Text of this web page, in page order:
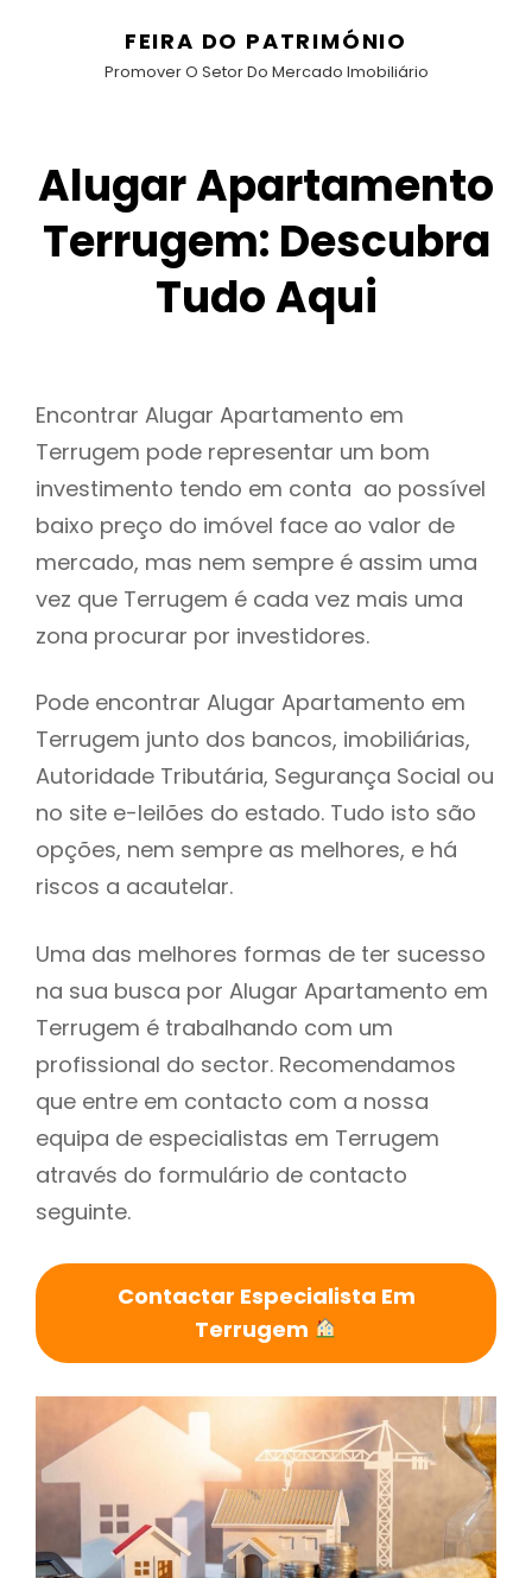
FEIRA DO PATRIMÓNIO
Promover O Setor Do Mercado Imobiliário
Alugar Apartamento
Terrugem: Descubra
Tudo Aqui
Encontrar Alugar Apartamento em
Terrugem pode representar um bom
investimento tendo em conta ao possível
baixo preço do imóvel face ao valor de
mercado, mas nem sempre é assim uma
vez que Terrugem é cada vez mais uma
zona procurar por investidores.
Pode encontrar Alugar Apartamento em
Terrugem junto dos bancos, imobiliárias,
Autoridade Tributária, Segurança Social ou
no site e-leilões do estado. Tudo isto são
opções, nem sempre as melhores, e há
riscos a acautelar.
Uma das melhores formas de ter sucesso
na sua busca por Alugar Apartamento em
Terrugem é trabalhando com um
profissional do sector. Recomendamos
que entre em contacto com a nossa
equipa de especialistas em Terrugem
através do formulário de contacto
seguinte.
Contactar Especialista Em
Terrugem